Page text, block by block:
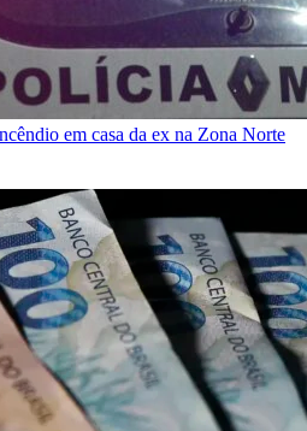
em casa da ex na Zona Norte